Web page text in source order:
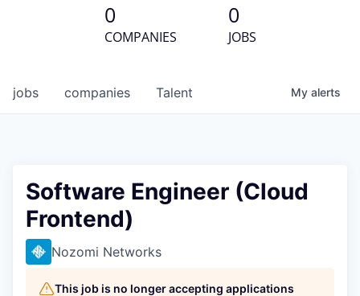
0
COMPANIES
0
JOBS
jobs companies Talent My alerts
Software Engineer (Cloud
Frontend)
Nozomi Networks
This job is no longer accepting applications